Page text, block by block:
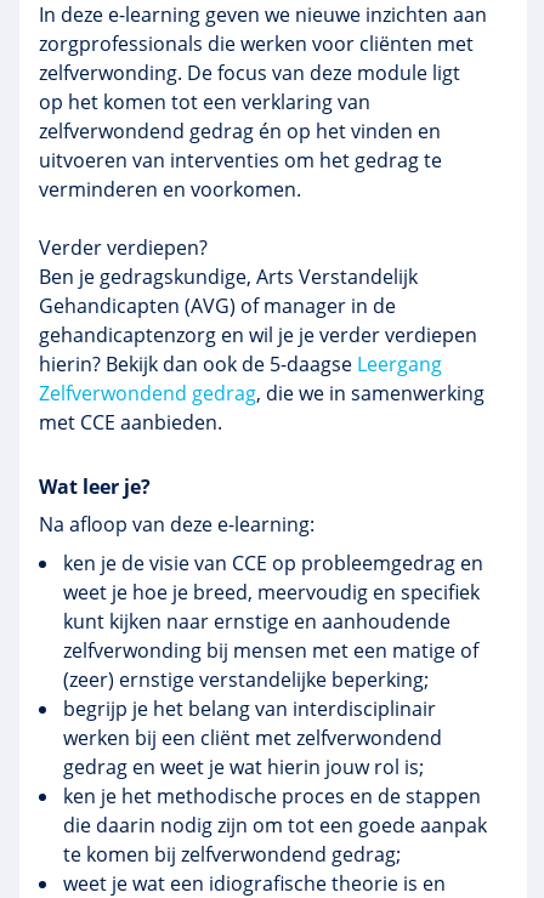
In deze e-learning geven we nieuwe inzichten aan
zorgprofessionals die werken voor cliënten met
zelfverwonding. De focus van deze module ligt
op het komen tot een verklaring van
zelfverwondend gedrag én op het vinden en
uitvoeren van interventies om het gedrag te
verminderen en voorkomen.
Verder verdiepen?
Ben je gedragskundige, Arts Verstandelijk
Gehandicapten (AVG) of manager in de
gehandicaptenzorg en wil je je verder verdiepen
hierin? Bekijk dan ook de 5-daagse Leergang
Zelfverwondend gedrag, die we in samenwerking
met CCE aanbieden.
Wat leer je?
Na afloop van deze e-learning:
ken je de visie van CCE op probleemgedrag en
weet je hoe je breed, meervoudig en specifiek
kunt kijken naar ernstige en aanhoudende
zelfverwonding bij mensen met een matige of
(zeer) ernstige verstandelijke beperking;
begrijp je het belang van interdisciplinair
werken bij een cliënt met zelfverwondend
gedrag en weet je wat hierin jouw rol is;
ken je het methodische proces en de stappen
die daarin nodig zijn om tot een goede aanpak
te komen bij zelfverwondend gedrag;
weet je wat een idiografische theorie is en